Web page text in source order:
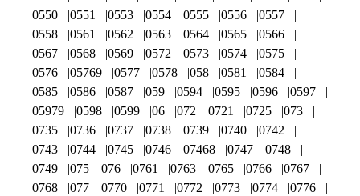
0550
0551 0553 0554 0555 0556
0557
0558
0561 0562 0563 0564 0565
0566
0567
0568 0569 0572 0573 0574
0575
0576
05769 0577 0578 058 0581
0584
0585
0586 0587 059 0594 0595 0596
0597
05979
0598 0599 06 072 0721 0725
073
0735
0736 0737 0738 0739 0740
0742
0743
0744 0745 0746 07468 0747
0748
0749
075 076 0761 0763 0765 0766
0767
0768
077 0770 0771 0772 0773 0774
0776